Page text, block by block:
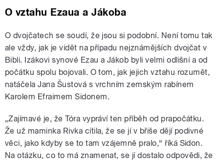
O vztahu Ezaua a Jákoba
O dvojčatech se soudí, že jsou si podobní. Není tomu tak
ale vždy, jak je vidět na případu nejznámějších dvojčat v
Bibli. Izákovi synové Ezau a Jákob byli velmi odlišní a od
počátku spolu bojovali. O tom, jak jejich vztahu rozumět,
natáčela Jana Šustová s vrchním zemským rabínem
Karolem Efraimem Sidonem.
„Zajímavé je, že Tóra vypráví ten příběh od prapočátku.
Že už maminka Rivka cítila, že se jí v břiše dějí podivné
věci, jako kdyby se to tam vzájemně pralo,“ říká Sidon.
Na otázku, co to má znamenat, se jí dostalo odpovědi, že